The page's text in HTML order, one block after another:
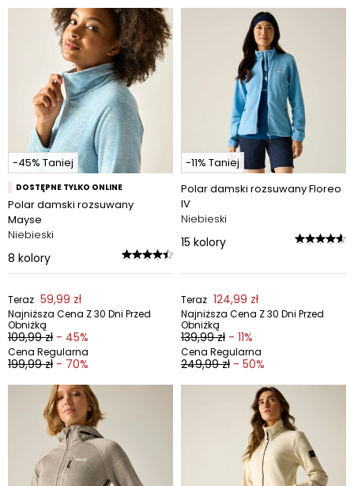
-45% Taniej
DOSTĘPNE TYLKO ONLINE
Polar damski rozsuwany
Mayse
Niebieski
8 kolory
Teraz 59,99 zł
Najniższa Cena Z 30 Dni Przed
Obniżką
109,99 zł - 45%
Cena Regularna
199,99 zł - 70%
-11% Taniej
Polar damski rozsuwany Floreo
IV
Niebieski
15 kolory
Teraz 124,99 zł
Najniższa Cena Z 30 Dni Przed
Obniżką
139,99 zł - 11%
Cena Regularna
249,99 zł - 50%